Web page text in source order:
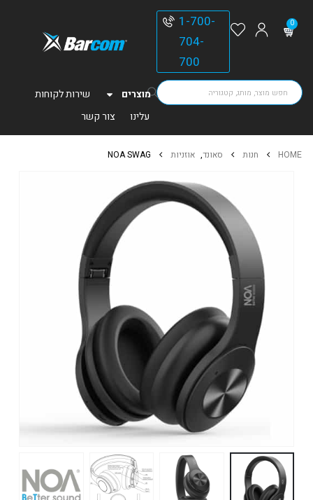
0
1-700-
704-
700
מוצרים
שירות לקוחות
עלינו
צור קשר
HOME חנות סאונד, אוזניות NOA SWAG